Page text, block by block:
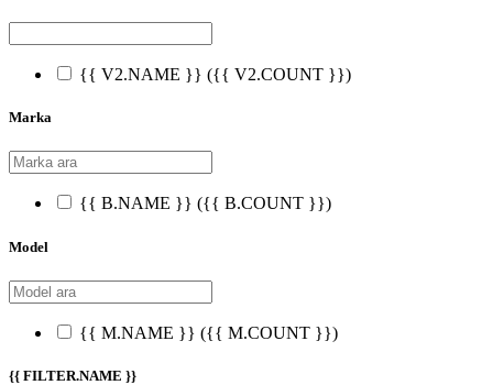
{{ V2.NAME }} ({{ V2.COUNT }})
Marka
{{ B.NAME }} ({{ B.COUNT }})
Model
{{ M.NAME }} ({{ M.COUNT }})
{{ FILTER.NAME }}